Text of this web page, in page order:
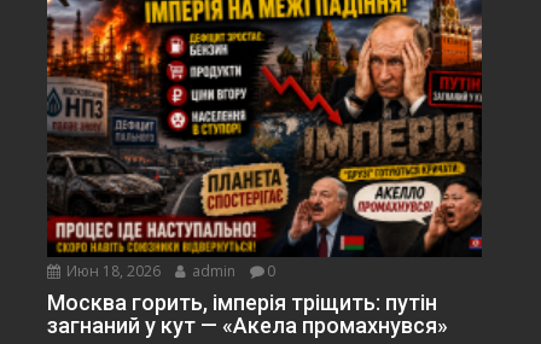
Июн 18, 2026 admin 0
Москва горить, імперія тріщить: путін
загнаний у кут — «Акела промахнувся»